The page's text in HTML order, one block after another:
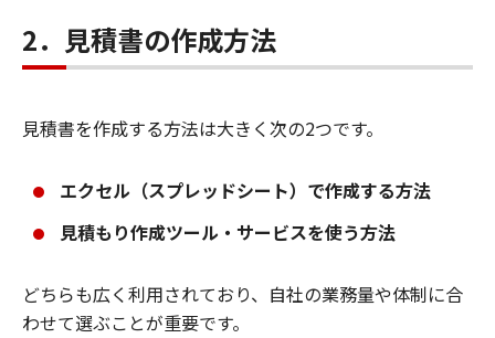
2．見積書の作成方法
見積書を作成する方法は大きく次の2つです。
エクセル（スプレッドシート）で作成する方法
見積もり作成ツール・サービスを使う方法
どちらも広く利用されており、自社の業務量や体制に合
わせて選ぶことが重要です。